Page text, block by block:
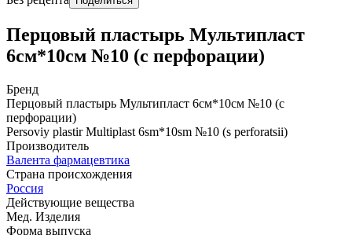
Перцовый пластырь Мультипласт
6см*10см №10 (с перфорации)
Бренд
Перцовый пластырь Мультипласт 6см*10см №10 (с
перфорации)
Persoviy plastir Multiplast 6sm*10sm №10 (s perforatsii)
Производитель
Валента фармацевтика
Страна происхождения
Россия
Действующие вещества
Мед. Изделия
Форма выпуска